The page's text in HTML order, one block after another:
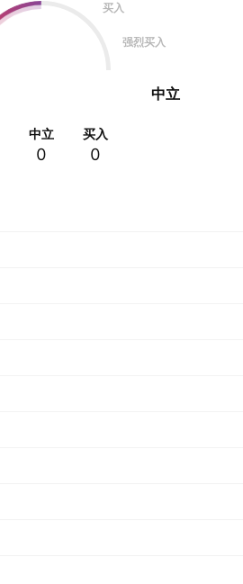
买入
强烈买入
中立
中立
0
买入
0